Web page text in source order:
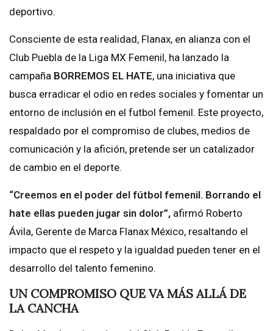
deportivo.
Consciente de esta realidad, Flanax, en alianza con el
Club Puebla de la Liga MX Femenil, ha lanzado la
campaña BORREMOS EL HATE, una iniciativa que
busca erradicar el odio en redes sociales y fomentar un
entorno de inclusión en el futbol femenil. Este proyecto,
respaldado por el compromiso de clubes, medios de
comunicación y la afición, pretende ser un catalizador
de cambio en el deporte.
“Creemos en el poder del fútbol femenil. Borrando el
hate ellas pueden jugar sin dolor”, afirmó Roberto
Ávila, Gerente de Marca Flanax México, resaltando el
impacto que el respeto y la igualdad pueden tener en el
desarrollo del talento femenino.
UN COMPROMISO QUE VA MÁS ALLÁ DE
LA CANCHA